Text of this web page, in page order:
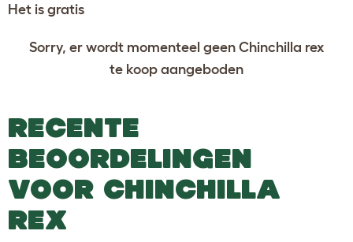
Het is gratis
Sorry, er wordt momenteel geen Chinchilla rex
te koop aangeboden
RECENTE
BEOORDELINGEN
VOOR CHINCHILLA
REX